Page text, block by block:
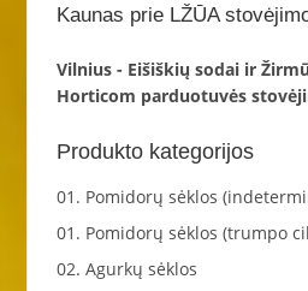
Kaunas prie LŽŪA
Vilnius - Eišiškių sodai ir
Horticom parduotuvės
Produkto kategorijos
01. Pomidorų sėklos
01. Pomidorų sėklos (trumpo
02. Agurkų sėklos